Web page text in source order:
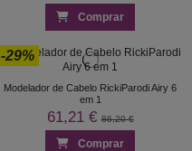
Comprar
-29%
Modelador de Cabelo RickiParodi Airy 6
em 1
61,21 €86,20 €
Comprar